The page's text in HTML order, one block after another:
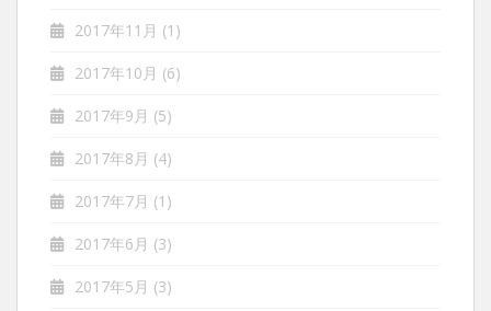
2017年11月 (1)
2017年10月 (6)
2017年9月 (5)
2017年8月 (4)
2017年7月 (1)
2017年6月 (3)
2017年5月 (3)